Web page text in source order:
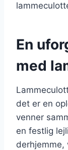
En
med
det er en
venner
en festlig
derhjemme,